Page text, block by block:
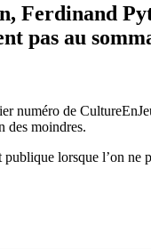
Ferdinand
pas au
numéro de
des moindres.
lorsque l’on